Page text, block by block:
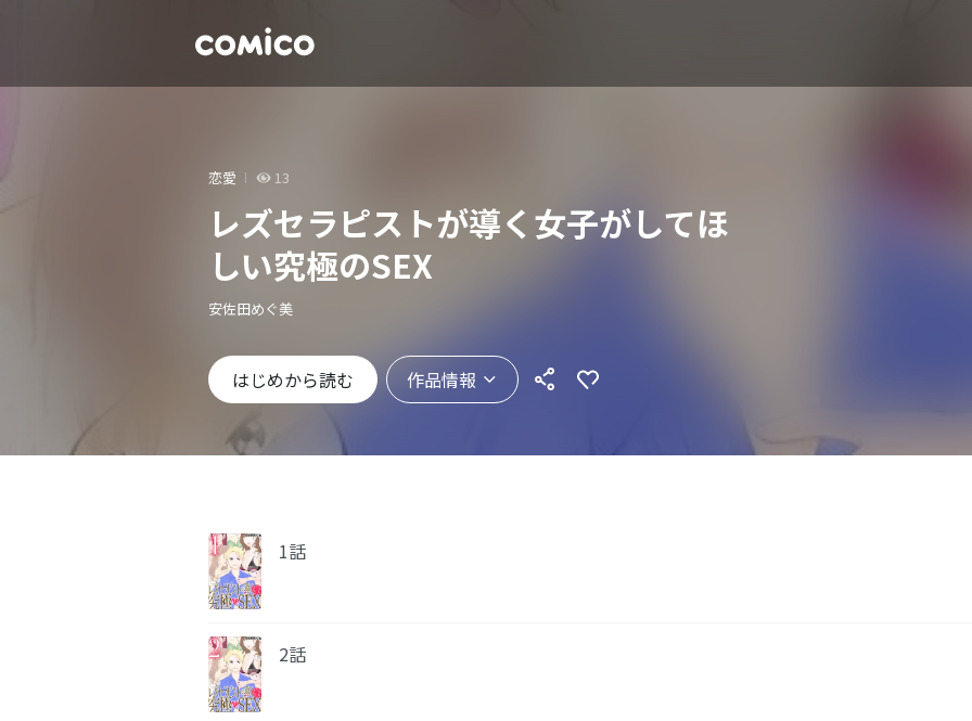
恋愛 13
レズセラピストが導く女子がしてほ
しい究極のSEX
安佐田めぐ美
はじめから読む 作品情報
1話
2話